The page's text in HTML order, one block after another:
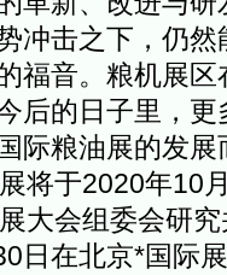
冲击之下，仍
福音。粮机展
后的日子里，
际粮油展的发展
将于2020年10
大会组委会研
日在北京*国际